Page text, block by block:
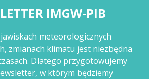
IMGW-PIB
meteorologicznych
zmianach klimatu jest niezbędna
Dlatego przygotowujemy
w którym będziemy